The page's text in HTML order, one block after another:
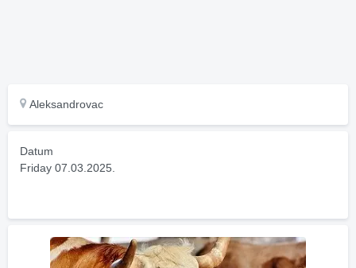
Aleksandrovac
Datum
Friday 07.03.2025.